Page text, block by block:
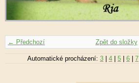
← Předchozí Zpět do složky
Automatické procházení: 3 4 5 6 7